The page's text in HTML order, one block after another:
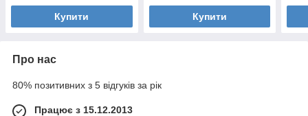
Купити Купити
Про нас
80% позитивних з 5 відгуків за рік
Працює з 15.12.2013